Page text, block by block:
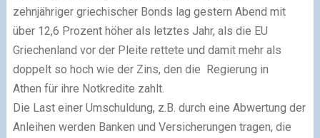
zehnjähriger griechischer Bonds lag gestern Abend mit
über 12,6 Prozent höher als letztes Jahr, als die EU
Griechenland vor der Pleite rettete und damit mehr als
doppelt so hoch wie der Zins, den die Regierung in
Athen für ihre Notkredite zahlt.
Die Last einer Umschuldung, z.B. durch eine Abwertung der
Anleihen werden Banken und Versicherungen tragen, die